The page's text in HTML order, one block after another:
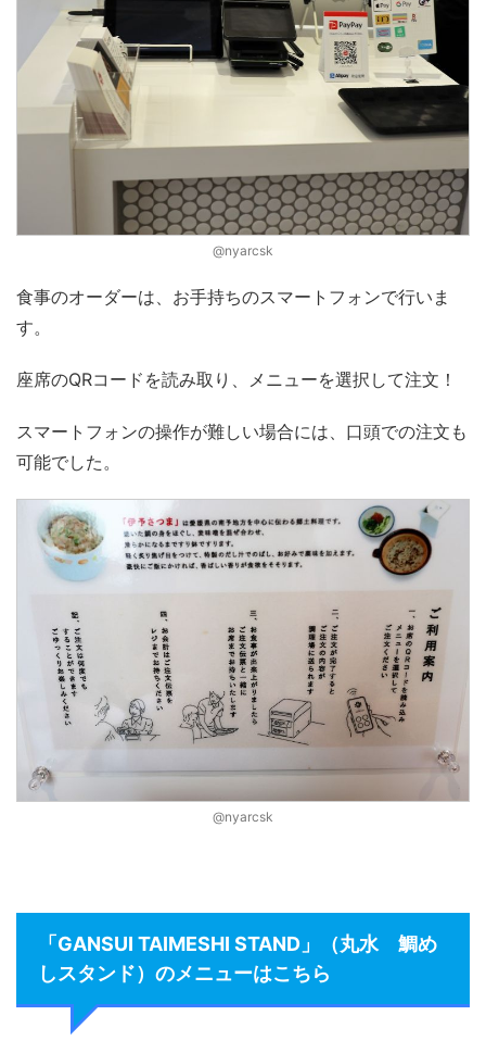
@nyarcsk
食事のオーダーは、お手持ちのスマートフォンで行いま
す。
座席のQRコードを読み取り、メニューを選択して注文！
スマートフォンの操作が難しい場合には、口頭での注文も
可能でした。
@nyarcsk
「GANSUI TAIMESHI STAND」（丸水 鯛め
しスタンド）のメニューはこちら